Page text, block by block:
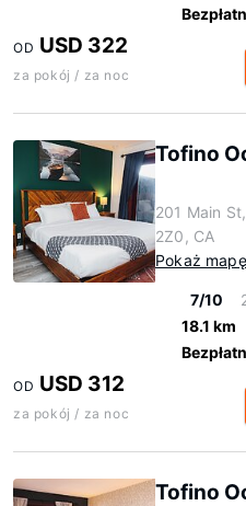
OD USD 322
za pokój / za noc
Tofino
201 Main
2Z0, CA
Pokaż mapę
7/10
18.1 km
OD USD 312
za pokój / za noc
Tofino